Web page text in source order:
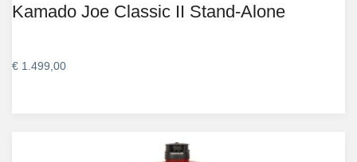
Kamado Joe Classic II Stand-Alone
€ 1.499,00